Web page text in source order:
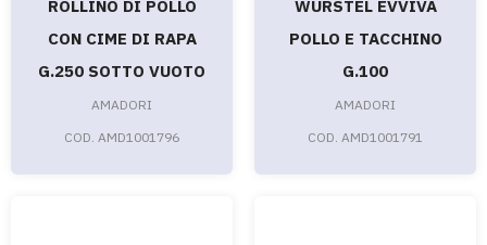
ROLLINO DI POLLO
CON CIME DI RAPA
G.250 SOTTO VUOTO
AMADORI
COD. AMD1001796
WURSTEL EVVIVA
POLLO E TACCHINO
G.100
AMADORI
COD. AMD1001791